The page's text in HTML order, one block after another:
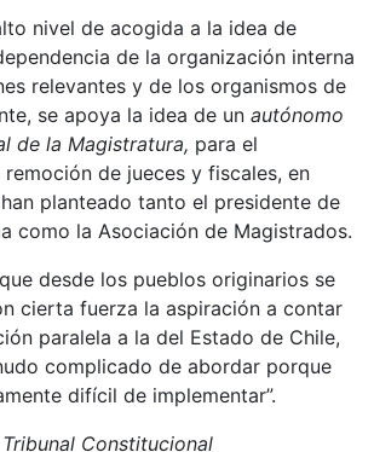
nivel de acogida a la idea de
de la organización interna
relevantes y de los organismos de
se apoya la idea de un autónomo
de la Magistratura, para el
de jueces y fiscales, en
planteado tanto el presidente de
como la Asociación de Magistrados.
desde los pueblos originarios se
cierta fuerza la aspiración a contar
paralela a la del Estado de Chile,
complicado de abordar porque
difícil de implementar”.
Constitucional